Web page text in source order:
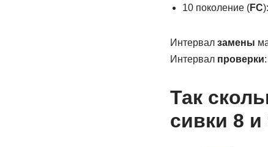
10 поколение (FC
Интервал замены
Интервал проверки
Так
сивки 8 и